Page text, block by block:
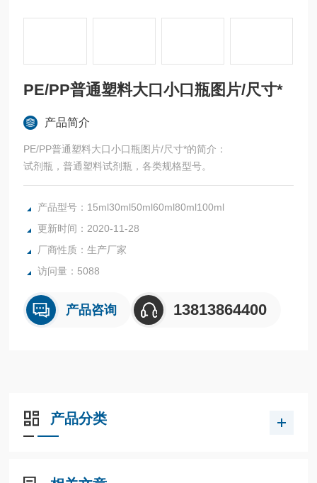
PE/PP普通塑料大口小口瓶图片/尺寸*
产品简介
PE/PP普通塑料大口小口瓶图片/尺寸*的简介：
试剂瓶，普通塑料试剂瓶，各类规格型号。
产品型号：15ml30ml50ml60ml80ml100ml
更新时间：2020-11-28
厂商性质：生产厂家
访问量：5088
产品咨询 13813864400
产品分类